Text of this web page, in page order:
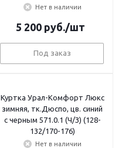
Нет в наличии
5 200руб./шт
Под заказ
Куртка Урал-Комфорт Люкс
зимняя, тк.Дюспо, цв. синий
с черным 571.0.1 (Ч/З) (128-
132/170-176)
Нет в наличии